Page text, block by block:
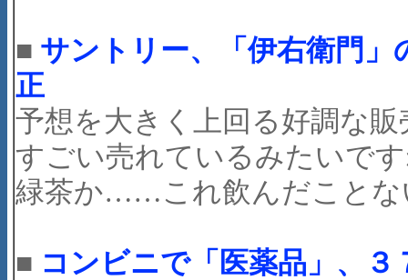
■ サントリー、「伊右衛門」
正
予想を大きく上回る好調な
すごい売れているみたいで
緑茶か……これ飲んだことな
■ コンビニで「医薬品」、３